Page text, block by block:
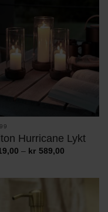
Hurricane Lykt
– kr 589,00